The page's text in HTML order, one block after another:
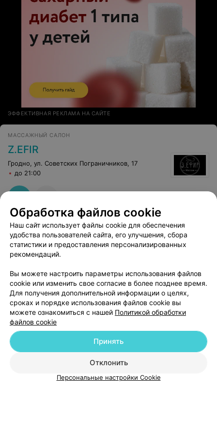
ЭФФЕКТИВНАЯ РЕКЛАМА НА САЙТЕ
МАССАЖНЫЙ САЛОН
Z.EFIR
Гродно, ул. Советских Пограничников, 17
до 21:00
Добавить специалиста
О проекте Новости проекта
Размещение рекламы
Медицинский маркетинг
Публичный договор
Пользовательское соглашение
Способы оплаты
Обработка файлов cookie
Наш сайт использует файлы cookie для обеспечения
удобства пользователей сайта, его улучшения, сбора
статистики и предоставления персонализированных
рекомендаций.
Вы можете настроить параметры использования файлов
cookie или изменить свое согласие в более позднее время.
Для получения дополнительной информации о целях,
сроках и порядке использования файлов cookie вы
можете ознакомиться с нашей Политикой обработки
файлов cookie
Отклонить
Принять
Персональные настройки Cookie